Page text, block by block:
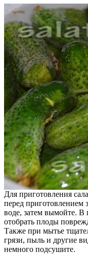
Для приготовления
перед приготовлением
воде, затем вымойте. В
отобрать плоды
Также при мытье
грязи, пыль и другие
немного подсушите.